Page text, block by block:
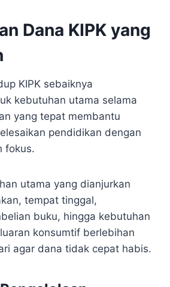
Dana KIPK yang
KIPK sebaiknya
kebutuhan utama selama
yang tepat membantu
pendidikan dengan
fokus.
utama yang dianjurkan
tempat tinggal,
buku, hingga kebutuhan
konsumtif berlebihan
agar dana tidak cepat habis.